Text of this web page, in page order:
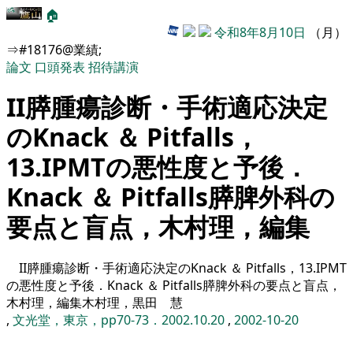
🏠
令和8年8月10日 （月）
⇒#18176@業績;
論文 口頭発表 招待講演
II膵腫瘍診断・手術適応決定
のKnack ＆ Pitfalls，
13.IPMTの悪性度と予後．
Knack ＆ Pitfalls膵脾外科の
要点と盲点，木村理，編集
II膵腫瘍診断・手術適応決定のKnack ＆ Pitfalls，13.IPMT
の悪性度と予後．Knack ＆ Pitfalls膵脾外科の要点と盲点，
木村理，編集木村理，黒田 慧
, 文光堂，東京，pp70-73．2002.10.20 , 2002-10-20